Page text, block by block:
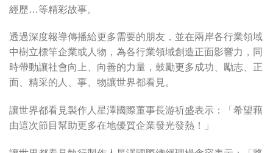
經歷…等精彩故事。
透過深度報導傳播給更多需要的朋友，並在兩岸各行業領域
中樹立標竿企業或人物，為各行業領域創造正面影響力，同
時帶動讓社會向上、向善的力量，鼓勵更多成功、勵志、正
面、精采的人、事、物讓世界都看見。
讓世界都看見製作人星澤國際董事長游祈盛表示：「希望藉
由這次節目幫助更多在地優質企業發光發熱！」